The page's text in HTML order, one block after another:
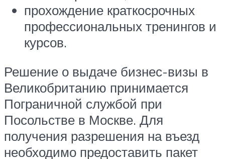
прохождение краткосрочных
профессиональных тренингов и
курсов.
Решение о выдаче бизнес-визы в
Великобританию принимается
Пограничной службой при
Посольстве в Москве. Для
получения разрешения на въезд
необходимо предоставить пакет